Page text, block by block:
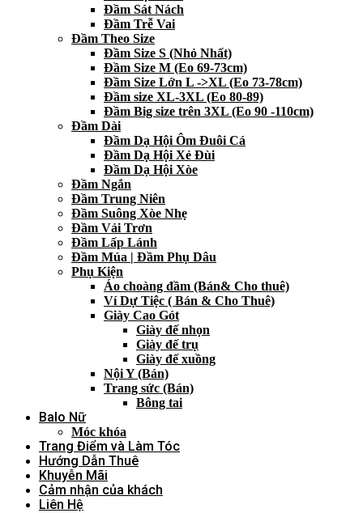
Đầm Sát Nách
Đầm Trễ Vai
Đầm Theo Size
Đầm Size S (Nhỏ Nhất)
Đầm Size M (Eo 69-73cm)
Đầm Size Lớn L ->XL (Eo 73-78cm)
Đầm size XL-3XL (Eo 80-89)
Đầm Big size trên 3XL (Eo 90 -110cm)
Đầm Dài
Đầm Dạ Hội Ôm Đuôi Cá
Đầm Dạ Hội Xẻ Đùi
Đầm Dạ Hội Xòe
Đầm Ngắn
Đầm Trung Niên
Đầm Suông Xòe Nhẹ
Đầm Vải Trơn
Đầm Lấp Lánh
Đầm Múa | Đầm Phụ Dâu
Phụ Kiện
Áo choàng đầm (Bán& Cho thuê)
Ví Dự Tiệc ( Bán & Cho Thuê)
Giày Cao Gót
Giày đế nhọn
Giày đế trụ
Giày đế xuồng
Nội Y (Bán)
Trang sức (Bán)
Bông tai
Balo Nữ
Móc khóa
Trang Điểm và Làm Tóc
Hướng Dẫn Thuê
Khuyễn Mãi
Cảm nhận của khách
Liên Hệ